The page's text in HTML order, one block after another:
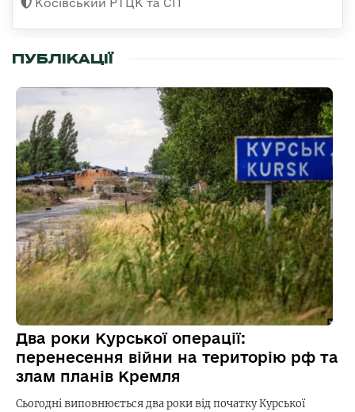
Косівський РТЦК та СП
ПУБЛІКАЦІЇ
Два роки Курської операції:
перенесення війни на територію рф та
злам планів Кремля
Сьогодні виповнюється два роки від початку Курської